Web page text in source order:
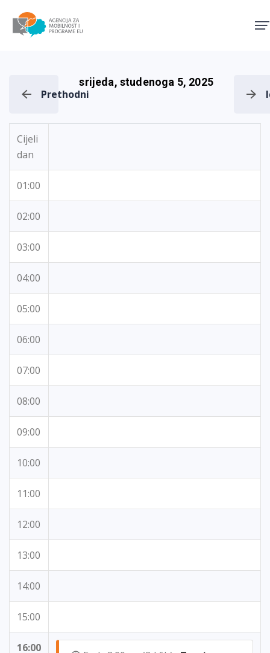
Prethodni
srijeda, studenoga 5, 2025
Cijeli
dan
01:00
02:00
03:00
04:00
05:00
06:00
07:00
08:00
09:00
10:00
11:00
12:00
13:00
14:00
15:00
16:00